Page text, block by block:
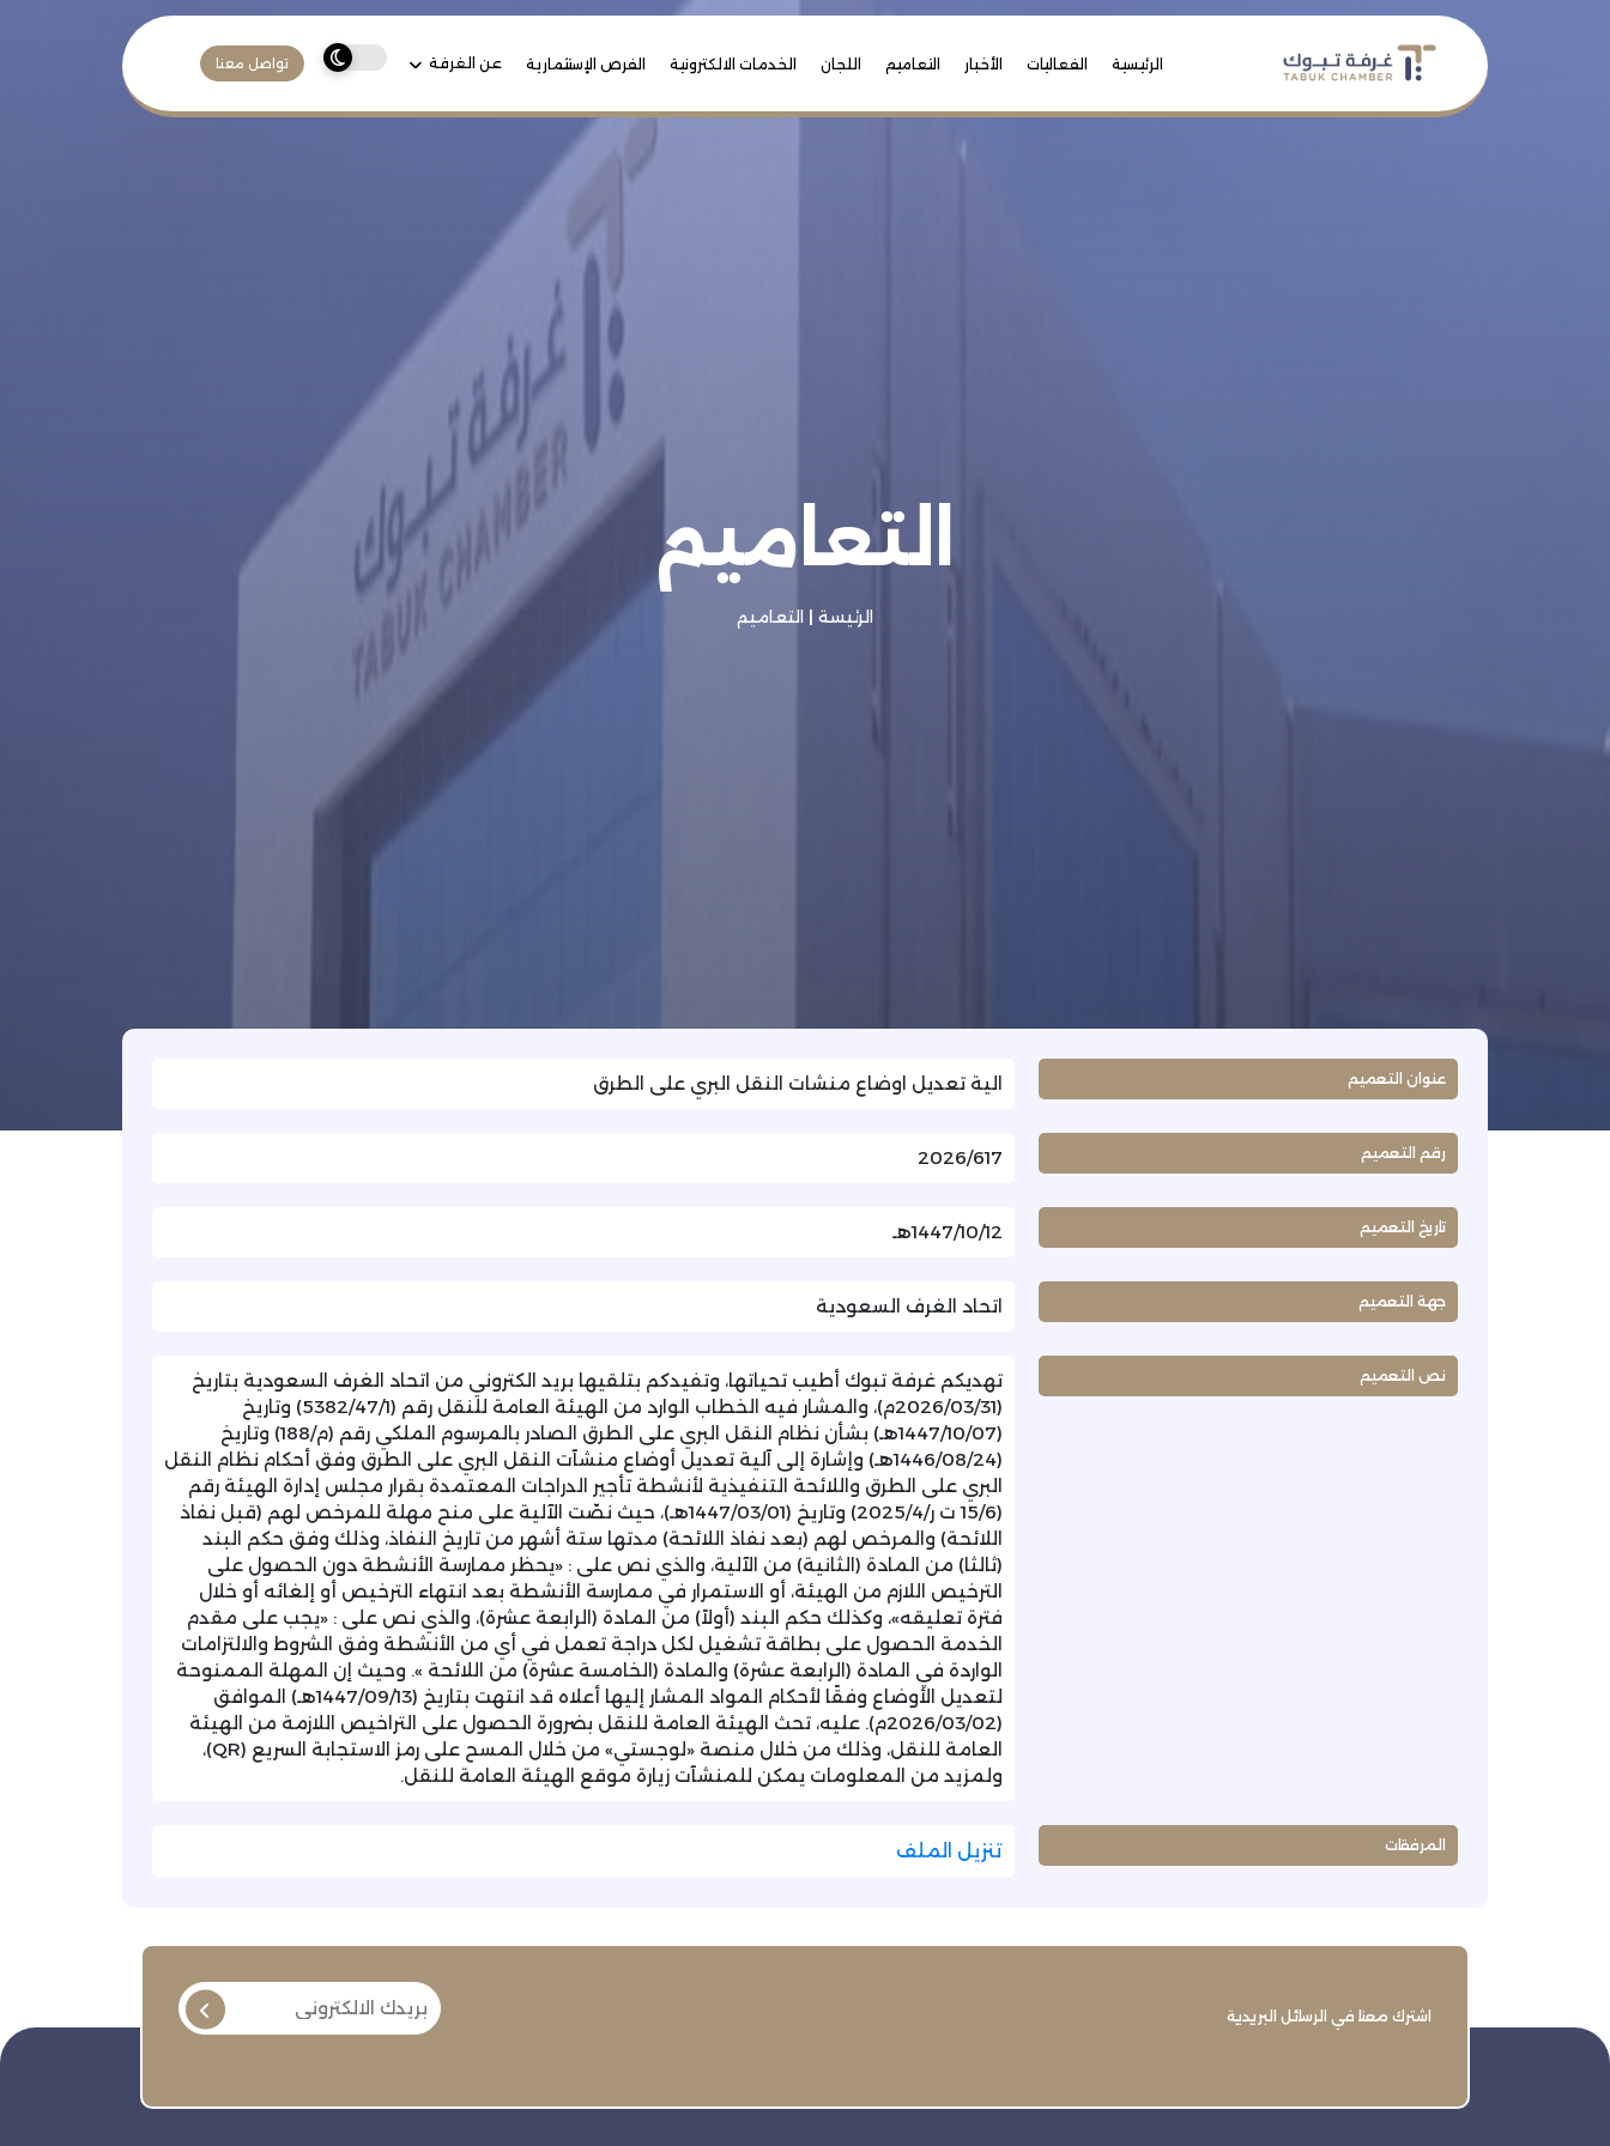
الرئيسية الفعاليات الأخبار التعاميم اللجان الخدمات الالكترونية الفرص الإستثمارية عن الغرفة تواصل معنا
التعاميم
الرئيسة | التعاميم
عنوان التعميم الية تعديل اوضاع منشات النقل البري على الطرق
رقم التعميم 2026/617
تاريخ التعميم 1447/10/12هـ
جهة التعميم اتحاد الغرف السعودية
نص التعميم
تهديكم غرفة تبوك أطيب تحياتها، وتفيدكم بتلقيها بريد الكتروني من اتحاد الغرف السعودية بتاريخ
(2026/03/31م)، والمشار فيه الخطاب الوارد من الهيئة العامة للنقل رقم (5382/47/1) وتاريخ
(1447/10/07هـ) بشأن نظام النقل البري على الطرق الصادر بالمرسوم الملكي رقم (م/188) وتاريخ
(1446/08/24هـ) وإشارة إلى آلية تعديل أوضاع منشآت النقل البري على الطرق وفق أحكام نظام النقل
البري على الطرق واللائحة التنفيذية لأنشطة تأجير الدراجات المعتمدة بقرار مجلس إدارة الهيئة رقم
(15/6 ت ر/2025/4) وتاريخ (1447/03/01هـ)، حيث نصّت الآلية على منح مهلة للمرخص لهم (قبل نفاذ
اللائحة) والمرخص لهم (بعد نفاذ اللائحة) مدتها ستة أشهر من تاريخ النفاذ، وذلك وفق حكم البند
(ثالثا) من المادة (الثانية) من الآلية، والذي نص على : «يحظر ممارسة الأنشطة دون الحصول على
الترخيص اللازم من الهيئة، أو الاستمرار في ممارسة الأنشطة بعد انتهاء الترخيص أو إلغائه أو خلال
فترة تعليقه»، وكذلك حكم البند (أولاً) من المادة (الرابعة عشرة)، والذي نص على : «يجب على مقدم
الخدمة الحصول على بطاقة تشغيل لكل دراجة تعمل في أي من الأنشطة وفق الشروط والالتزامات
الواردة في المادة (الرابعة عشرة) والمادة (الخامسة عشرة) من اللائحة ». وحيث إن المهلة الممنوحة
لتعديل الأوضاع وفقًا لأحكام المواد المشار إليها أعلاه قد انتهت بتاريخ (1447/09/13هـ) الموافق
(2026/03/02م). عليه، تحث الهيئة العامة للنقل بضرورة الحصول على التراخيص اللازمة من الهيئة
العامة للنقل، وذلك من خلال منصة «لوجستي» من خلال المسح على رمز الاستجابة السريع (QR)،
ولمزيد من المعلومات يمكن للمنشآت زيارة موقع الهيئة العامة للنقل.
المرفقات تنزيل الملف
اشترك معنا في الرسائل البريدية